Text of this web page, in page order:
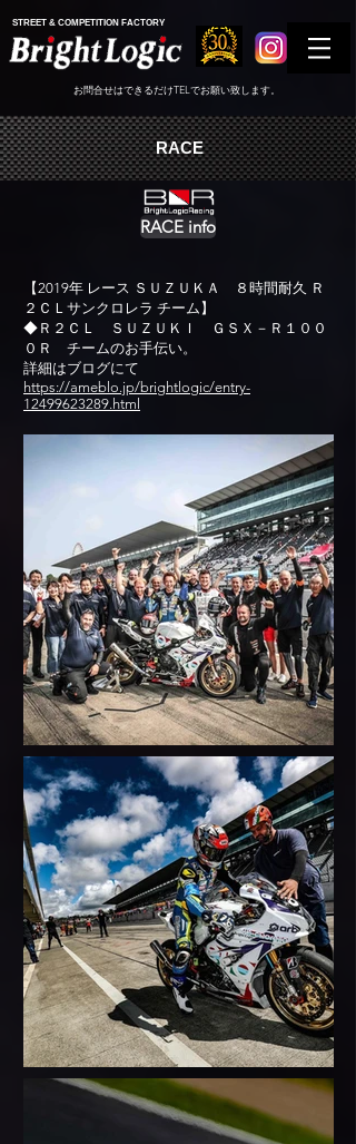
STREET & COMPETITION FACTORY
お問合せはできるだけTELでお願い致します。
RACE
RACE info
【2019年 レース ＳＵＺＵＫＡ ８時間耐久 Ｒ
２ＣＬサンクロレラ チーム】
◆ Ｒ２ＣＬ ＳＵＺＵＫＩ ＧＳＸ－Ｒ１００
０Ｒ チームのお手伝い。
​詳細はブログにて
https://ameblo.jp/brightlogic/entry-
12499623289.html